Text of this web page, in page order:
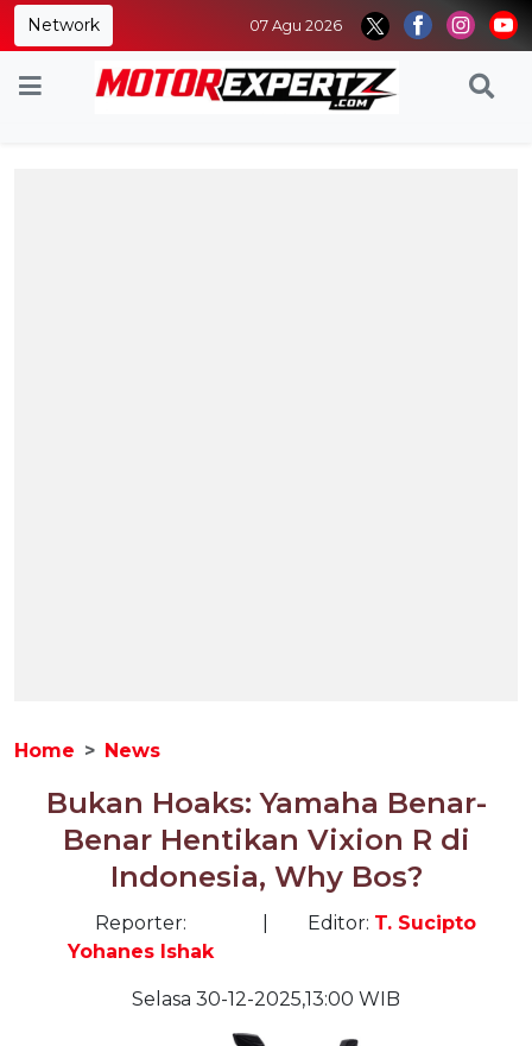
Network 07 Agu 2026
Home News
Bukan Hoaks: Yamaha Benar-
Benar Hentikan Vixion R di
Indonesia, Why Bos?
Reporter:
Yohanes Ishak
Editor: T. Sucipto
Selasa 30-12-2025,13:00 WIB